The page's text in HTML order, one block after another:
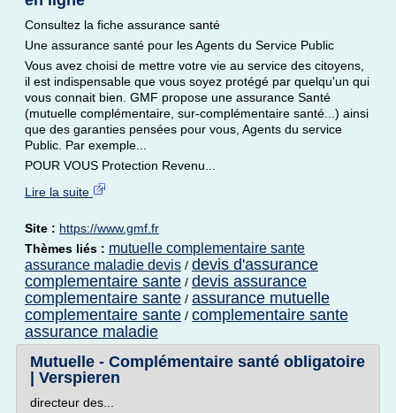
Consultez la fiche assurance santé
Une assurance santé pour les Agents du Service Public
Vous avez choisi de mettre votre vie au service des citoyens,
il est indispensable que vous soyez protégé par quelqu'un qui
vous connait bien. GMF propose une assurance Santé
(mutuelle complémentaire, sur-complémentaire santé...) ainsi
que des garanties pensées pour vous, Agents du service
Public. Par exemple...
POUR VOUS Protection Revenu...
Lire la suite
Site : https://www.gmf.fr
Thèmes liés : mutuelle complementaire sante
assurance maladie devis / devis d'assurance
complementaire sante / devis assurance
complementaire sante / assurance mutuelle
complementaire sante / complementaire sante
assurance maladie
Mutuelle - Complémentaire santé obligatoire
| Verspieren
directeur des...